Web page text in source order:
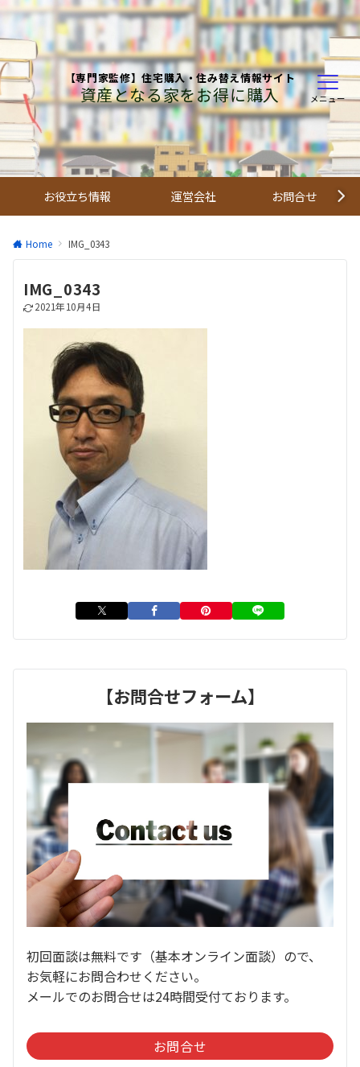
【専門家監修】住宅購入・住み替え情報サイト
資産となる家をお得に購入 メニュー
お役立ち情報 運営会社 お問合せ
Home IMG_0343
IMG_0343
2021年10月4日
【お問合せフォーム】
初回面談は無料です（基本オンライン面談）ので、
お気軽にお問合わせください。
メールでのお問合せは24時間受付ております。
お問合せ